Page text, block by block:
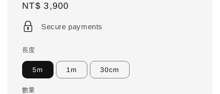
Regular
price
NT$ 3,900
Secure payments
長度
5m 1m 30cm
數量